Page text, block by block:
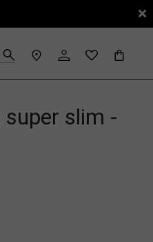
slim -